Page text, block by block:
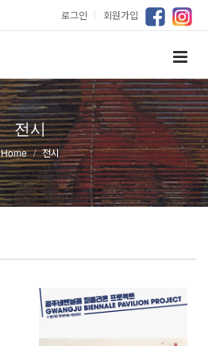
로그인 ｜ 회원가입
전시
Home 전시